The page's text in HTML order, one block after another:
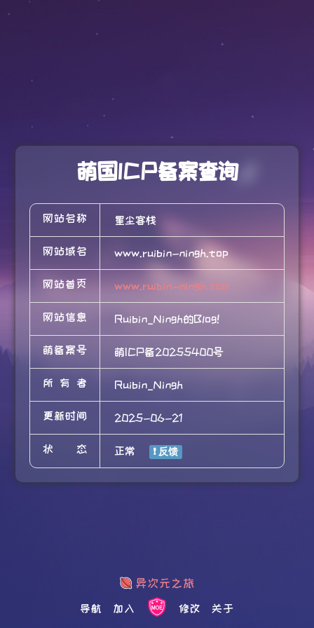
萌国ICP备案查询
网站名称 星尘客栈
网站域名 www.ruibin-ningh.top
网站首页 www.ruibin-ningh.top
网站信息 Ruibin_Ningh的Blog!
萌备案号 萌ICP备20255400号
所有者 Ruibin_Ningh
更新时间 2025-06-21
状态 正常
导航 加入 修改 关于